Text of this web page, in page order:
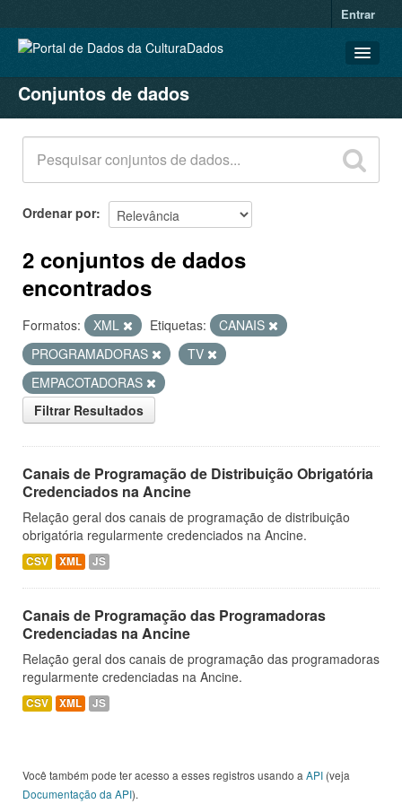
Entrar
CONJUNTOS DE DADOS
ORGANIZAÇÕES
GRUPOS
SOBRE
Conjuntos de dados
Ordenar por
2 conjuntos de dados
encontrados
Formatos: XML Etiquetas:
CANAIS
PROGRAMADORAS
TV
EMPACOTADORAS
Filtrar Resultados
Canais de Programação de Distribuição Obrigatória
Credenciados na Ancine
Relação geral dos canais de programação de distribuição
obrigatória regularmente credenciados na Ancine.
CSV XML JS
Canais de Programação das Programadoras
Credenciadas na Ancine
Relação geral dos canais de programação das programadoras
regularmente credenciadas na Ancine.
CSV XML JS
Você também pode ter acesso a esses registros usando a API (veja
Documentação da API).